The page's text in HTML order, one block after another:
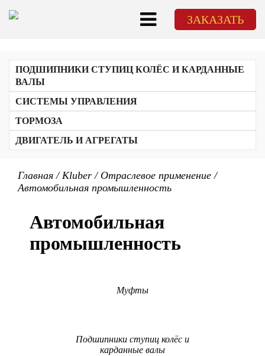
ЗАКАЗАТЬ
ПОДШИПНИКИ СТУПИЦ КОЛЁС И КАРДАННЫЕ
ВАЛЫ
СИСТЕМЫ УПРАВЛЕНИЯ
ТОРМОЗА
ДВИГАТЕЛЬ И АГРЕГАТЫ
Главная /Kluber / Отраслевое применение /
Автомобильная промышленность
Автомобильная
промышленность
Муфты
Подшипники ступиц колёс и
карданные валы